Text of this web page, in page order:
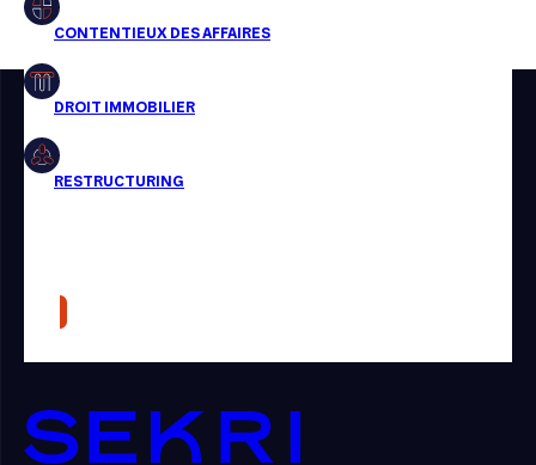
Droit immobilier
Restructuring
Presse
Aucun résultats pour cette recherche